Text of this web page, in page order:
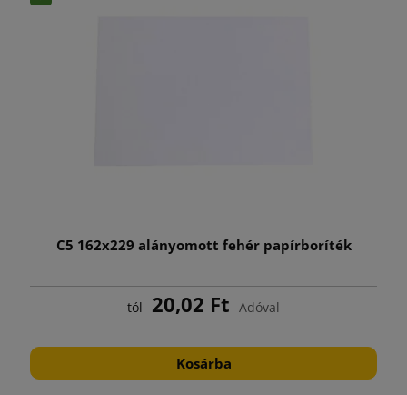
C5 162x229 alányomott fehér papírboríték
tól 20,02 Ft Adóval
Kosárba